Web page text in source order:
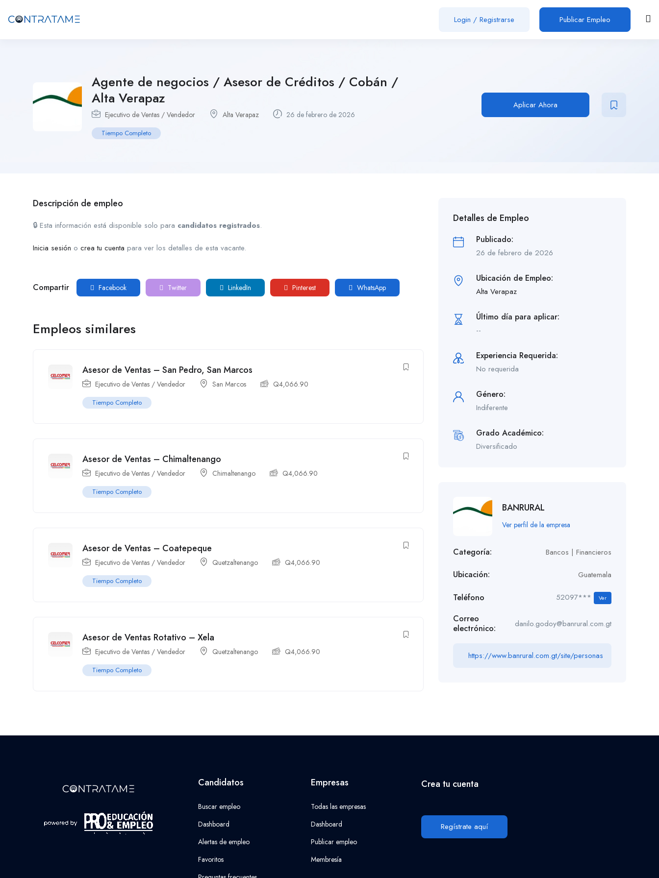
Login / Registrarse Publicar Empleo
Agente de negocios / Asesor de Créditos / Cobán /
Alta Verapaz
Ejecutivo de Ventas / Vendedor Alta Verapaz 26 de febrero de 2026
Tiempo Completo
Aplicar Ahora
Descripción de empleo
🔒 Esta información está disponible solo para candidatos registrados.
Inicia sesión o crea tu cuenta para ver los detalles de esta vacante.
Compartir Facebook Twitter LinkedIn Pinterest WhatsApp
Empleos similares
Asesor de Ventas – San Pedro, San Marcos
Ejecutivo de Ventas / Vendedor San Marcos Q4,066.90
Tiempo Completo
Asesor de Ventas – Chimaltenango
Ejecutivo de Ventas / Vendedor Chimaltenango Q4,066.90
Tiempo Completo
Asesor de Ventas – Coatepeque
Ejecutivo de Ventas / Vendedor Quetzaltenango Q4,066.90
Tiempo Completo
Asesor de Ventas Rotativo – Xela
Ejecutivo de Ventas / Vendedor Quetzaltenango Q4,066.90
Tiempo Completo
Detalles de Empleo
Publicado:
26 de febrero de 2026
Ubicación de Empleo:
Alta Verapaz
Último día para aplicar:
--
Experiencia Requerida:
No requerida
Género:
Indiferente
Grado Académico:
Diversificado
BANRURAL
Ver perfil de la empresa
Categoría: Bancos | Financieros
Ubicación: Guatemala
Teléfono 52097*** Ver
Correo
electrónico:
danilo.godoy@banrural.com.gt
https://www.banrural.com.gt/site/personas
Candidatos
Buscar empleo
Dashboard
Alertas de empleo
Favoritos
Empresas
Todas las empresas
Dashboard
Publicar empleo
Membresía
Crea tu cuenta
Regístrate aquí